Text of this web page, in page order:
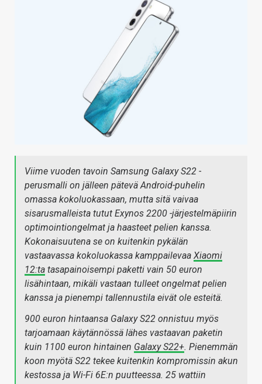
Viime vuoden tavoin Samsung Galaxy S22 -
perusmalli on jälleen pätevä Android-puhelin
omassa kokoluokassaan, mutta sitä vaivaa
sisarusmalleista tutut Exynos 2200 -järjestelmäpiirin
optimointiongelmat ja haasteet pelien kanssa.
Kokonaisuutena se on kuitenkin pykälän
vastaavassa kokoluokassa kamppailevaa Xiaomi
12:ta tasapainoisempi paketti vain 50 euron
lisähintaan, mikäli vastaan tulleet ongelmat pelien
kanssa ja pienempi tallennustila eivät ole esteitä.
900 euron hintaansa Galaxy S22 onnistuu myös
tarjoamaan käytännössä lähes vastaavan paketin
kuin 1100 euron hintainen Galaxy S22+. Pienemmän
koon myötä S22 tekee kuitenkin kompromissin akun
kestossa ja Wi-Fi 6E:n puutteessa. 25 wattiin